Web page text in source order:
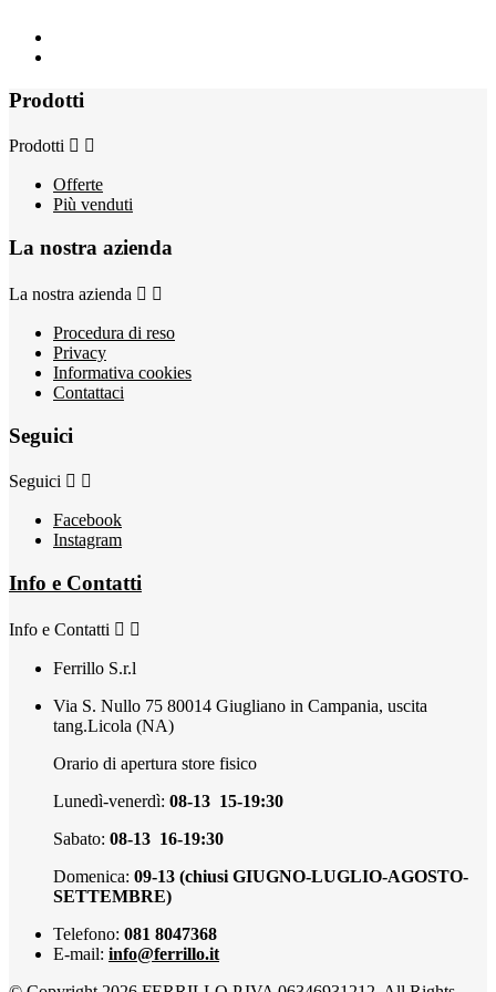
Prodotti
Prodotti  
Offerte
Più venduti
La nostra azienda
La nostra azienda  
Procedura di reso
Privacy
Informativa cookies
Contattaci
Seguici
Seguici  
Facebook
Instagram
Info e Contatti
Info e Contatti  
Ferrillo S.r.l
Via S. Nullo 75 80014 Giugliano in Campania, uscita
tang.Licola (NA)
Orario di apertura store fisico
Lunedì-venerdì: 08-13 15-19:30
Sabato: 08-13 16-19:30
Domenica: 09-13 (chiusi GIUGNO-LUGLIO-AGOSTO-
SETTEMBRE)
Telefono: 081 8047368
E-mail: info@ferrillo.it